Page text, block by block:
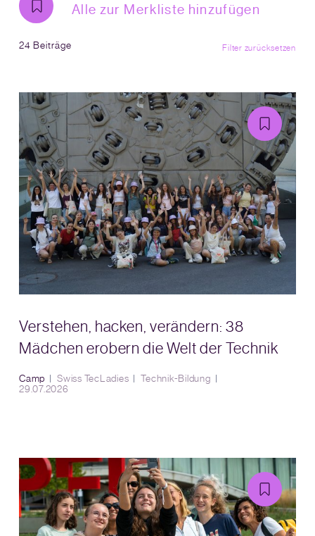
Alle zur Merkliste hinzufügen
24 Beiträge Filter zurücksetzen
Verstehen, hacken, verändern: 38
Mädchen erobern die Welt der Technik
Camp Swiss TecLadies
Technik-Bildung
29.07.2026